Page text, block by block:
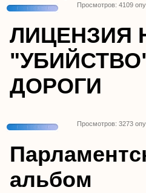
Просмотров: 4109
ЛИЦЕНЗИЯ
ДОРОГИ
Просмотров: 3273
альбом